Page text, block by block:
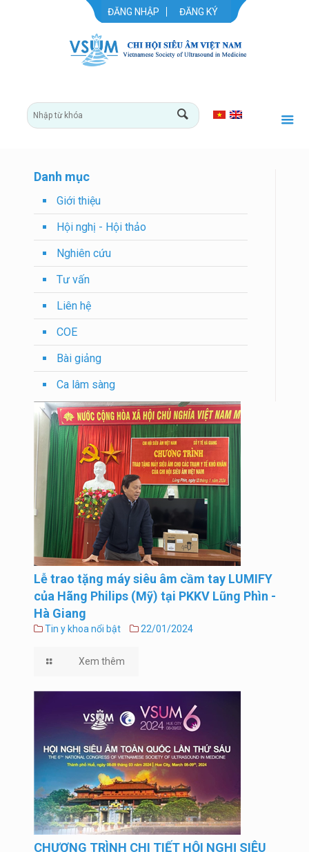
ĐĂNG NHẬP ĐĂNG KÝ
Danh mục
Giới thiệu
Hội nghị - Hội thảo
Nghiên cứu
Tư vấn
Liên hệ
COE
Bài giảng
Ca lâm sàng
Lễ trao tặng máy siêu âm cầm tay LUMIFY
của Hãng Philips (Mỹ) tại PKKV Lũng Phìn -
Hà Giang
Tin y khoa nổi bật 22/01/2024
Xem thêm
CHƯƠNG TRÌNH CHI TIẾT HỘI NGHỊ SIÊU